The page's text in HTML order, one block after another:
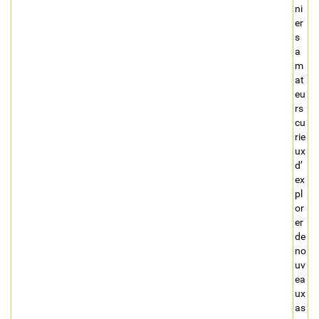
ni
er
s
a
m
at
eu
rs
cu
rie
ux
d’
ex
pl
or
er
de
no
uv
ea
ux
as